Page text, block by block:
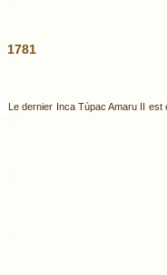
1781
Le dernier Inca Túpac Amaru II